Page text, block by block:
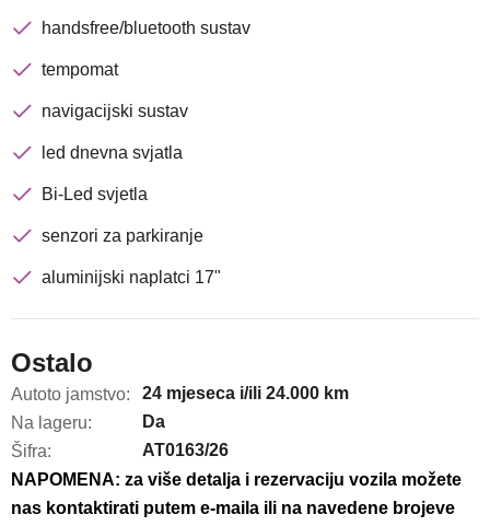
handsfree/bluetooth sustav
tempomat
navigacijski sustav
led dnevna svjatla
Bi-Led svjetla
senzori za parkiranje
aluminijski naplatci 17"
Ostalo
Autoto jamstvo:
24 mjeseca i/ili 24.000 km
Na lageru:
Da
Šifra:
AT0163/26
NAPOMENA: za više detalja i rezervaciju vozila možete
nas kontaktirati putem e-maila ili na navedene brojeve